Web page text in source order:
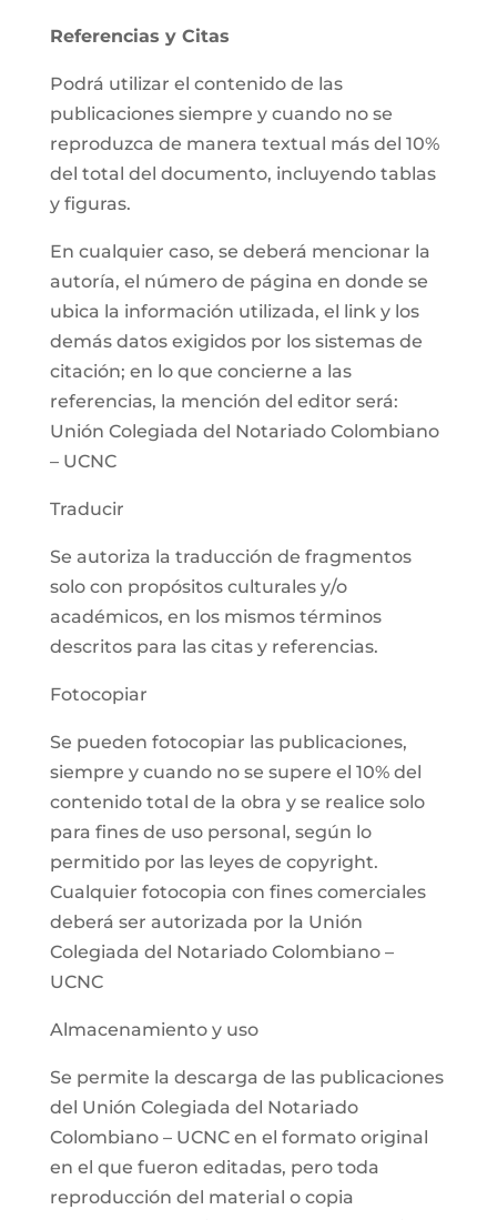
Referencias y Citas
Podrá utilizar el contenido de las
publicaciones siempre y cuando no se
reproduzca de manera textual más del 10%
del total del documento, incluyendo tablas
y figuras.
En cualquier caso, se deberá mencionar la
autoría, el número de página en donde se
ubica la información utilizada, el link y los
demás datos exigidos por los sistemas de
citación; en lo que concierne a las
referencias, la mención del editor será:
Unión Colegiada del Notariado Colombiano
– UCNC
Traducir
Se autoriza la traducción de fragmentos
solo con propósitos culturales y/o
académicos, en los mismos términos
descritos para las citas y referencias.
Fotocopiar
Se pueden fotocopiar las publicaciones,
siempre y cuando no se supere el 10% del
contenido total de la obra y se realice solo
para fines de uso personal, según lo
permitido por las leyes de copyright.
Cualquier fotocopia con fines comerciales
deberá ser autorizada por la Unión
Colegiada del Notariado Colombiano –
UCNC
Almacenamiento y uso
Se permite la descarga de las publicaciones
del Unión Colegiada del Notariado
Colombiano – UCNC en el formato original
en el que fueron editadas, pero toda
reproducción del material o copia